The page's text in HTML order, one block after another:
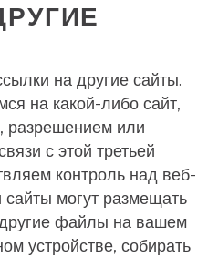
на другие сайты.
на какой-либо сайт,
разрешением или
с этой третьей
контроль над веб-
сайты могут размещать
файлы на вашем
устройстве, собирать